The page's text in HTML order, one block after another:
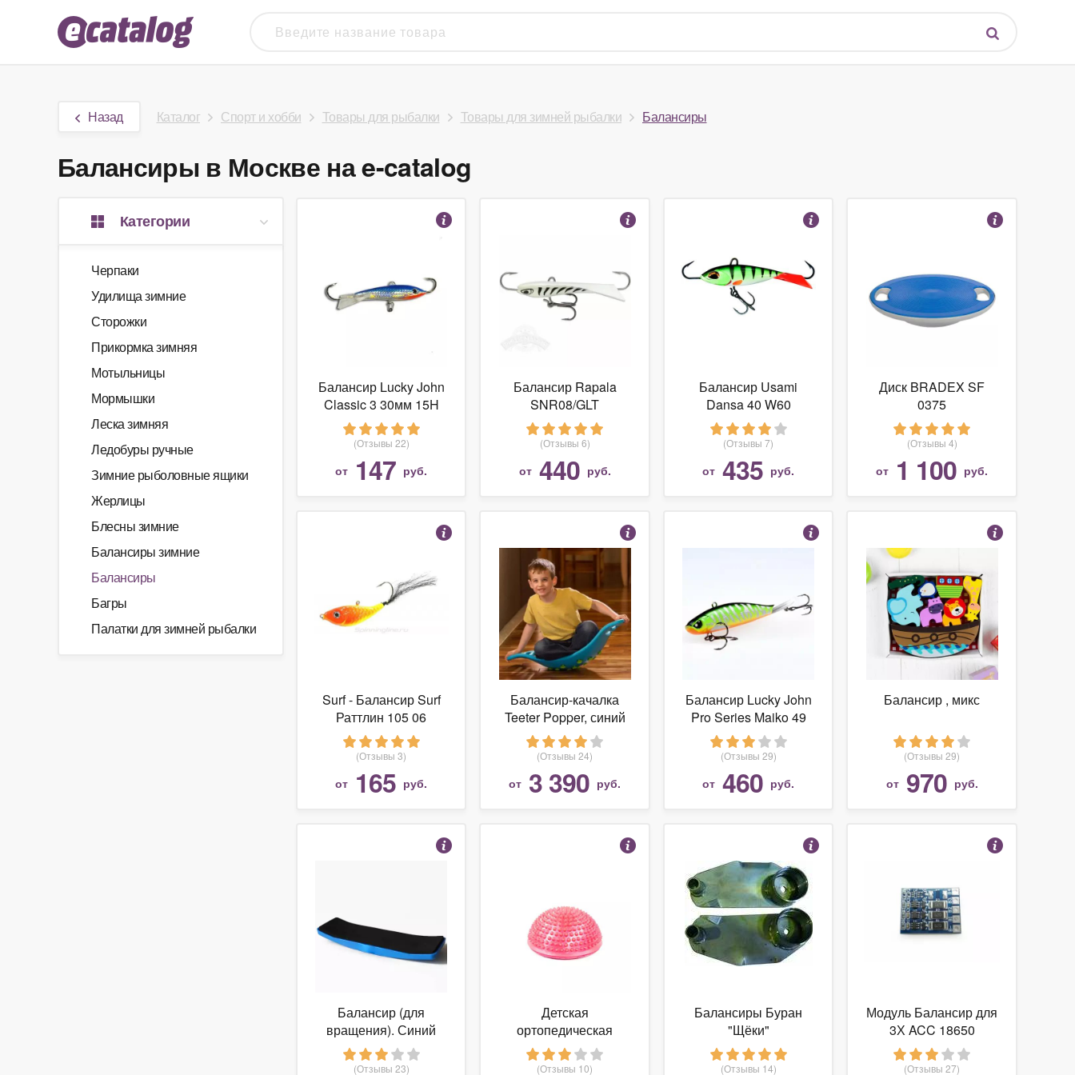
Назад Каталог Спорт и хобби Товары для рыбалки Товары для зимней рыбалки Балансиры
Балансиры в Москве на e-catalog
Категории
Черпаки
Удилища зимние
Сторожки
Прикормка зимняя
Мотыльницы
Мормышки
Леска зимняя
Ледобуры ручные
Зимние рыболовные ящики
Жерлицы
Блесны зимние
Балансиры зимние
Балансиры
Багры
Палатки для зимней рыбалки
Балансир Lucky John
Classic 3 30мм 15H
(Отзывы 22)
от 147 руб.
Балансир Rapala
SNR08/GLT
(Отзывы 6)
от 440 руб.
Балансир Usami
Dansa 40 W60
(Отзывы 7)
от 435 руб.
Диск BRADEX SF
0375
(Отзывы 4)
от 1 100 руб.
Surf - Балансир Surf
Раттлин 105 06
(Отзывы 3)
от 165 руб.
Балансир-качалка
Teeter Popper, синий
(Отзывы 24)
от 3 390 руб.
Балансир Lucky John
Pro Series Maiko 49
мм 305
(Отзывы 29)
от 460 руб.
Балансир , микс
(Отзывы 29)
от 970 руб.
Балансир (для
вращения). Синий
(Отзывы 23)
Детская
ортопедическая
массажная
полусфера
(Отзывы 10)
Балансиры Буран
"Щёки"
(110200110+110200090)
(Отзывы 14)
Модуль Балансир для
3Х ACC 18650
(Отзывы 27)